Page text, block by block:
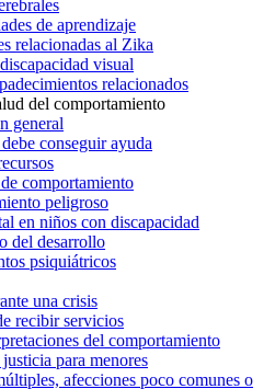
de aprendizaje
relacionadas al Zika
visual
relacionados
del comportamiento
general
conseguir ayuda
comportamiento
peligroso
en niños con discapacidad
del desarrollo
psiquiátricos
una crisis
recibir servicios
del comportamiento
justicia para menores
afecciones poco comunes o